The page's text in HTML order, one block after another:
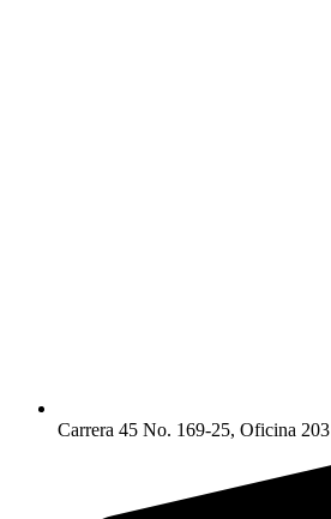
Carrera 45 No. 169-25, Oficina 203